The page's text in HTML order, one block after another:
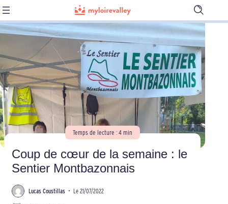
Ouvrir
la
barre
de
Temps de lecture : 4 min
Coup de cœur de la semaine : le
Sentier Montbazonnais
Lucas Coustillas • Le 21/07/2022